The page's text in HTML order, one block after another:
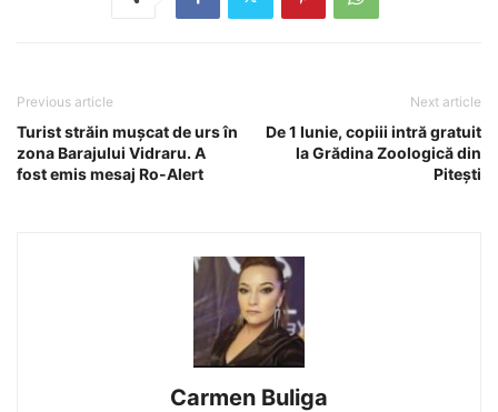
Previous article
Turist străin mușcat de urs în
zona Barajului Vidraru. A
fost emis mesaj Ro-Alert
Next article
De 1 Iunie, copiii intră gratuit
la Grădina Zoologică din
Pitești
Carmen Buliga